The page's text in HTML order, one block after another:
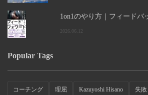
1on1のやり方｜フィードバ
2026.06.12
Popular Tags
コーチング 理屈 Kazuyoshi Hisano 失敗